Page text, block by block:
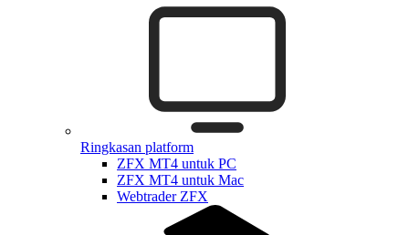
Ringkasan platform
ZFX MT4 untuk PC
ZFX MT4 untuk Mac
Webtrader ZFX